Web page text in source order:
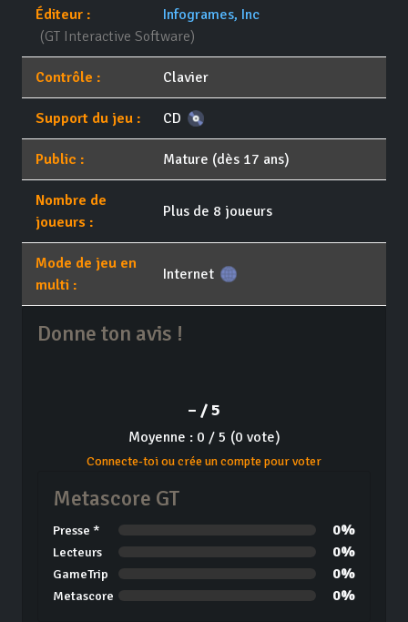
Éditeur :
Infogrames, Inc
(GT Interactive Software)
Contrôle : Clavier
Support du jeu : CD
Public : Mature (dès 17 ans)
Nombre de
joueurs :
Plus de 8 joueurs
Mode de jeu en
multi :
Internet
Donne ton avis !
– / 5
Moyenne : 0 / 5 (0 vote)
Connecte-toi ou crée un compte pour voter
Metascore GT
Presse * 0%
Lecteurs 0%
GameTrip 0%
Metascore 0%